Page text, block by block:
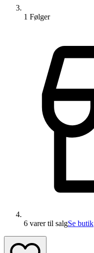
1 Følger
6 varertil salgSe butik